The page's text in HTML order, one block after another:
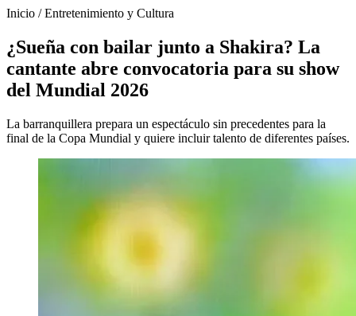
Inicio /Entretenimiento y Cultura
¿Sueña con bailar junto a Shakira? La
cantante abre convocatoria para su show
del Mundial 2026
La barranquillera prepara un espectáculo sin precedentes para la
final de la Copa Mundial y quiere incluir talento de diferentes países.